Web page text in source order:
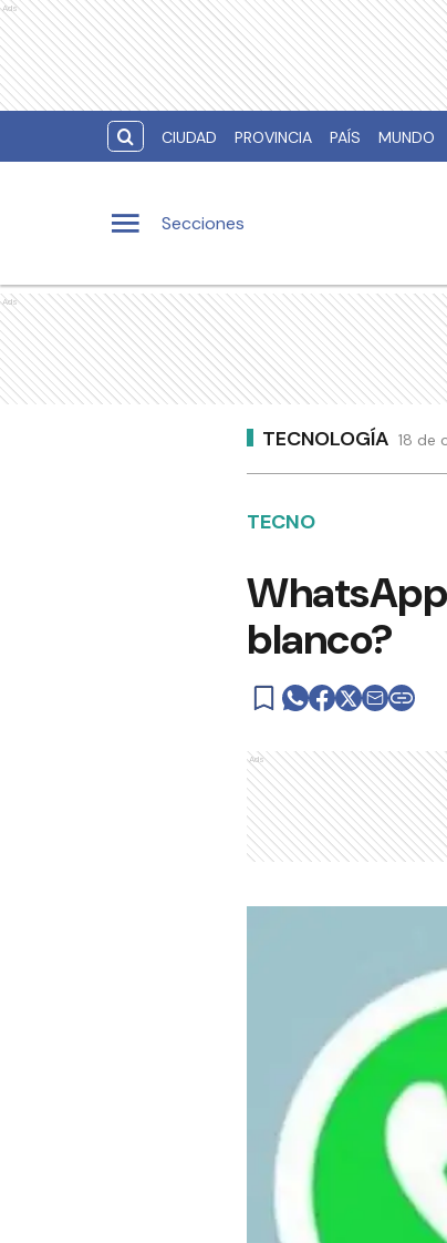
Ads
CIUDAD PROVINCIA PAÍS MUNDO
Secciones
Ads
TECNOLOGÍA 18 de
TECNO
blanco?
Ads